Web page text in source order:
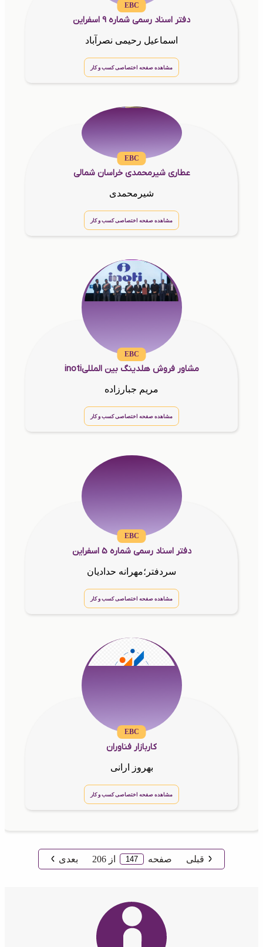
EBC
دفتر اسناد رسمی شماره 9 اسفراین
اسماعیل رحیمی نصرآباد
مشاهده صفحه اختصاصی کسب و کار
EBC
عطاری شیرمحمدی خراسان شمالی
شیرمحمدی
مشاهده صفحه اختصاصی کسب و کار
EBC
مشاور فروش هلدینگ بین المللیinoti
مریم جبارزاده
مشاهده صفحه اختصاصی کسب و کار
EBC
دفتر اسناد رسمی شماره 5 اسفراین
سردفتر؛مهرانه حدادیان
مشاهده صفحه اختصاصی کسب و کار
EBC
کاربازار فناوران
بهروز ارانی
مشاهده صفحه اختصاصی کسب و کار
قبلی صفحه از 206 بعدی